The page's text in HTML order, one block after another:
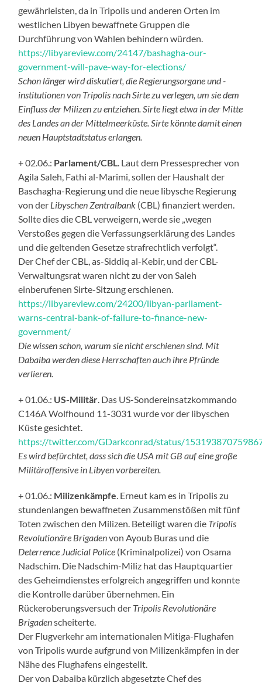
gewährleisten, da in Tripolis und anderen Orten im
westlichen Libyen bewaffnete Gruppen die
Durchführung von Wahlen behindern würden.
https://libyareview.com/24147/bashagha-our-
government-will-pave-way-for-elections/
Schon länger wird diskutiert, die Regierungsorgane und -
institutionen von Tripolis nach Sirte zu verlegen, um sie dem
Einfluss der Milizen zu entziehen. Sirte liegt etwa in der Mitte
des Landes an der Mittelmeerküste. Sirte könnte damit einen
neuen Hauptstadtstatus erlangen.
+ 02.06.: Parlament/CBL. Laut dem Pressesprecher von
Agila Saleh, Fathi al-Marimi, sollen der Haushalt der
Baschagha-Regierung und die neue libysche Regierung
von der Libyschen Zentralbank (CBL) finanziert werden.
Sollte dies die CBL verweigern, werde sie „wegen
Verstoßes gegen die Verfassungserklärung des Landes
und die geltenden Gesetze strafrechtlich verfolgt“.
Der Chef der CBL, as-Siddiq al-Kebir, und der CBL-
Verwaltungsrat waren nicht zu der von Saleh
einberufenen Sirte-Sitzung erschienen.
https://libyareview.com/24200/libyan-parliament-
warns-central-bank-of-failure-to-finance-new-
government/
Die wissen schon, warum sie nicht erschienen sind. Mit
Dabaiba werden diese Herrschaften auch ihre Pfründe
verlieren.
+ 01.06.: US-Militär. Das US-Sondereinsatzkommando
C146A Wolfhound 11-3031 wurde vor der libyschen
Küste gesichtet.
https://twitter.com/GDarkconrad/status/
Es wird befürchtet, dass sich die USA mit GB auf eine große
Militäroffensive in Libyen vorbereiten.
+ 01.06.: Milizenkämpfe. Erneut kam es in Tripolis zu
stundenlangen bewaffneten Zusammenstößen mit fünf
Toten zwischen den Milizen. Beteiligt waren die Tripolis
Revolutionäre Brigadenvon Ayoub Buras und die
Deterrence Judicial Police (Kriminalpolizei) von Osama
Nadschim. Die Nadschim-Miliz hat das Hauptquartier
des Geheimdienstes erfolgreich angegriffen und konnte
die Kontrolle darüber übernehmen. Ein
Rückeroberungsversuch der Tripolis Revolutionäre
Brigadenscheiterte.
Der Flugverkehr am internationalen Mitiga-Flughafen
von Tripolis wurde aufgrund von Milizenkämpfen in der
Nähe des Flughafens eingestellt.
Der von Dabaiba kürzlich abgesetzte Chef des